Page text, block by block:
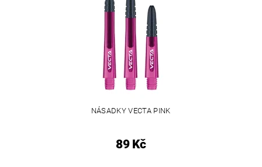
NÁSADKY VECTA PINK
89 Kč